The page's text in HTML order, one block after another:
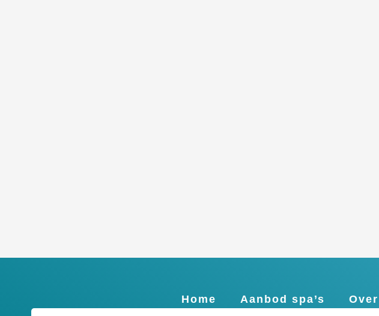
Home Aanbod spa’s